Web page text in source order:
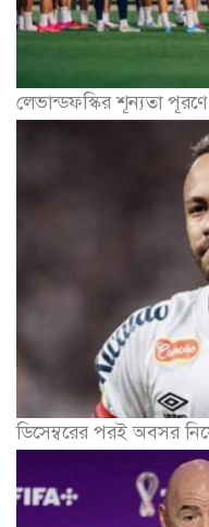
লেভান্ডফস্কির শূন্যতা
ডিসেম্বরের পরই অবসর